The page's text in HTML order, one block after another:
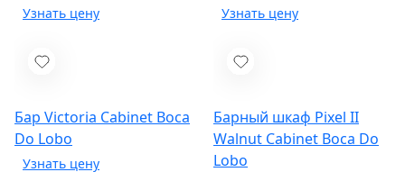
Бар Victoria Cabinet Boca
Do Lobo
Барный шкаф Pixel II
Walnut Cabinet Boca Do
Lobo